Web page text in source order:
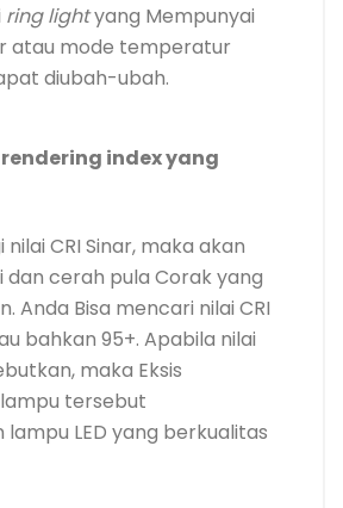
ring lightyang Mempunyai
atau mode temperatur
diubah-ubah.
index yang
CRI Sinar, maka akan
dan cerah pula Corak yang
Anda Bisa mencari nilai CRI
bahkan 95+. Apabila nilai
maka Eksis
tersebut
LED yang berkualitas